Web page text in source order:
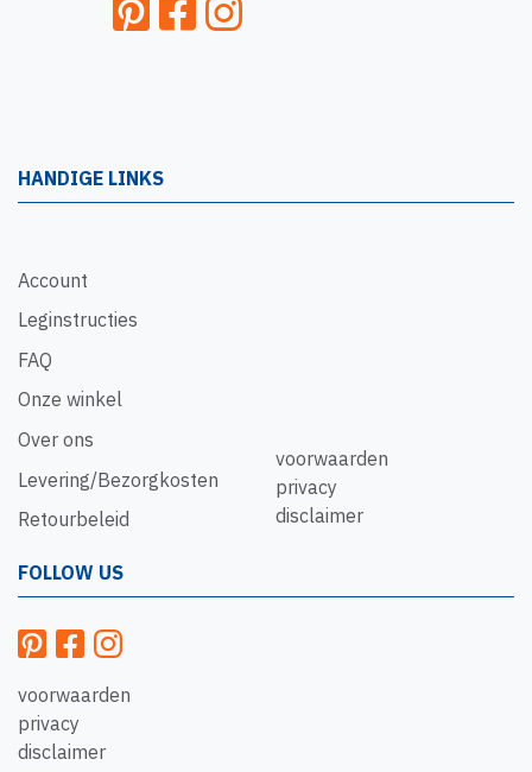
HANDIGE LINKS
Account
Leginstructies
FAQ
Onze winkel
Over ons
Levering/Bezorgkosten
Retourbeleid
voorwaarden
privacy
disclaimer
FOLLOW US
voorwaarden
privacy
disclaimer